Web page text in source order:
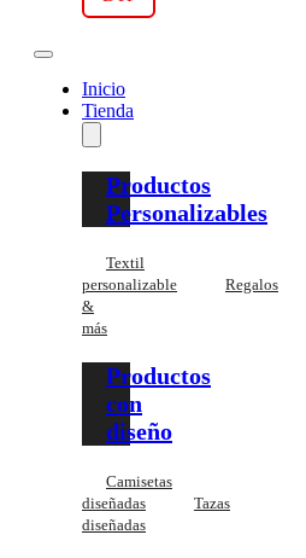
Inicio
Tienda
Productos
Personalizables
Textil
personalizable
Regalos
&
más
Productos
con
diseño
Camisetas
diseñadas
Tazas
diseñadas